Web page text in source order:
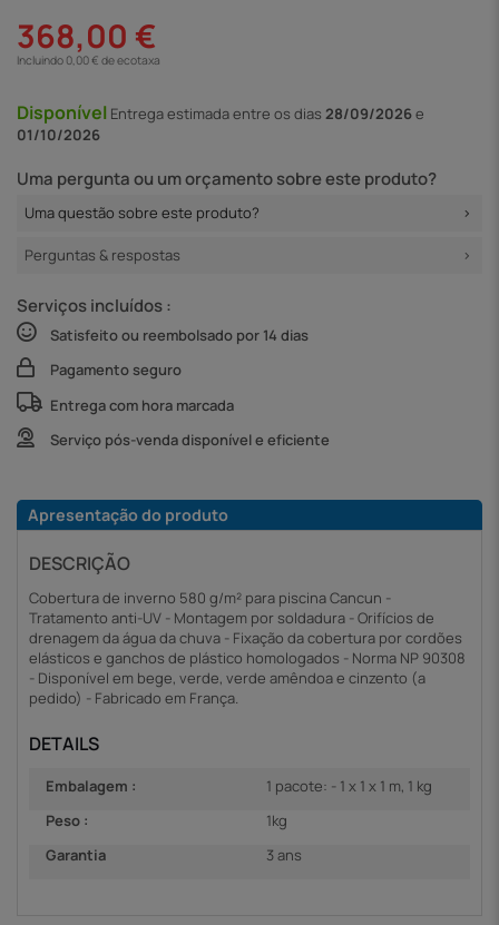
368,00 €
Incluindo 0,00 € de ecotaxa
Disponível Entregaestimada entre os dias 28/09/2026e
01/10/2026
Uma pergunta ou um orçamento sobre este produto?
Uma questão sobre este produto?
Perguntas & respostas
Serviços incluídos :
Satisfeito ou reembolsado por 14 dias
Pagamento seguro
Entrega com hora marcada
Serviço pós-venda disponível e eficiente
Apresentação do produto
DESCRIÇÃO
Cobertura de inverno 580 g/m² para piscina Cancun -
Tratamento anti-UV - Montagem por soldadura - Orifícios de
drenagem da água da chuva - Fixação da cobertura por cordões
elásticos e ganchos de plástico homologados - Norma NP 90308
- Disponível em bege, verde, verde amêndoa e cinzento (a
pedido) - Fabricado em França.
DETAILS
Embalagem :
1 pacote: - 1 x 1 x 1 m, 1 kg
Peso :
1kg
Garantia
3 ans